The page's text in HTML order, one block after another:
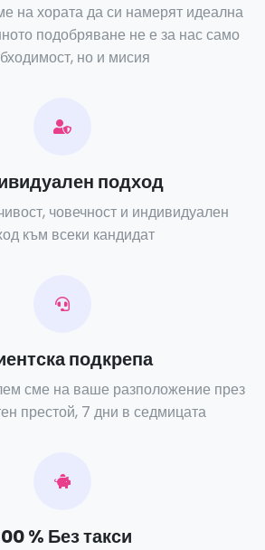
на хората да си намерят идеална
подобряване не е за нас само
но и мисия
подход
човечност и индивидуален
към всеки кандидат
подкрепа
сме на ваше разположение през
престой, 7 дни в седмицата
% Без такси